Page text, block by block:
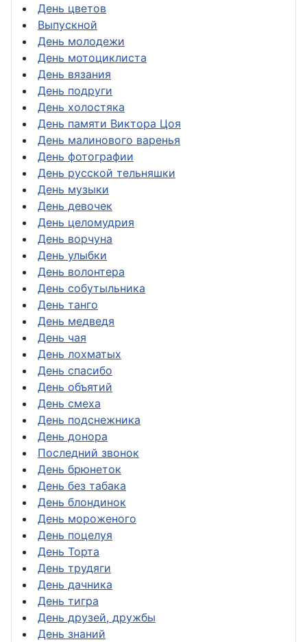
День цветов
Выпускной
День молодежи
День мотоциклиста
День вязания
День подруги
День холостяка
День памяти Виктора Цоя
День малинового варенья
День фотографии
День русской тельняшки
День музыки
День девочек
День целомудрия
День ворчуна
День улыбки
День волонтера
День собутыльника
День танго
День медведя
День чая
День лохматых
День спасибо
День объятий
День смеха
День подснежника
День донора
Последний звонок
День брюнеток
День без табака
День блондинок
День мороженого
День поцелуя
День Торта
День трудяги
День дачника
День тигра
День друзей, дружбы
День знаний